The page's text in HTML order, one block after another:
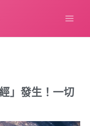
」發生！一切